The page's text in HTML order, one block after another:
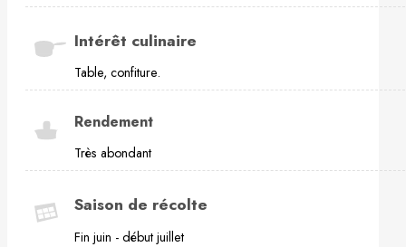
Intérêt culinaire
Table, confiture.
Rendement
Très abondant
Saison de récolte
Fin juin - début juillet